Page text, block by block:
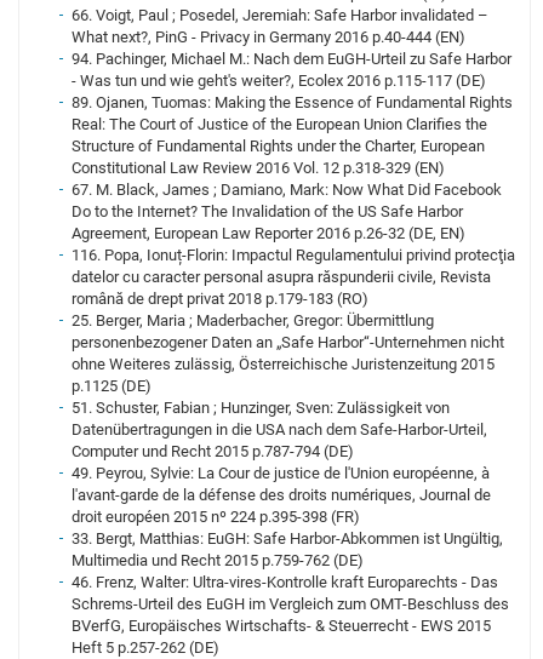
66. Voigt, Paul ; Posedel, Jeremiah: Safe Harbor invalidated –
What next?, PinG - Privacy in Germany 2016 p.40-444 (EN)
94. Pachinger, Michael M.: Nach dem EuGH-Urteil zu Safe Harbor
- Was tun und wie geht's weiter?, Ecolex 2016 p.115-117 (DE)
89. Ojanen, Tuomas: Making the Essence of Fundamental Rights
Real: The Court of Justice of the European Union Clarifies the
Structure of Fundamental Rights under the Charter, European
Constitutional Law Review 2016 Vol. 12 p.318-329 (EN)
67. M. Black, James ; Damiano, Mark: Now What Did Facebook
Do to the Internet? The Invalidation of the US Safe Harbor
Agreement, European Law Reporter 2016 p.26-32 (DE, EN)
116. Popa, Ionuț-Florin: Impactul Regulamentului privind protecţia
datelor cu caracter personal asupra răspunderii civile, Revista
română de drept privat 2018 p.179-183 (RO)
25. Berger, Maria ; Maderbacher, Gregor: Übermittlung
personenbezogener Daten an „Safe Harbor“-Unternehmen nicht
ohne Weiteres zulässig, Österreichische Juristenzeitung 2015
p.1125 (DE)
51. Schuster, Fabian ; Hunzinger, Sven: Zulässigkeit von
Datenübertragungen in die USA nach dem Safe-Harbor-Urteil,
Computer und Recht 2015 p.787-794 (DE)
49. Peyrou, Sylvie: La Cour de justice de l'Union européenne, à
l'avant-garde de la défense des droits numériques, Journal de
droit européen 2015 nº 224 p.395-398 (FR)
33. Bergt, Matthias: EuGH: Safe Harbor-Abkommen ist Ungültig,
Multimedia und Recht 2015 p.759-762 (DE)
46. Frenz, Walter: Ultra-vires-Kontrolle kraft Europarechts - Das
Schrems-Urteil des EuGH im Vergleich zum OMT-Beschluss des
BVerfG, Europäisches Wirtschafts- & Steuerrecht - EWS 2015
Heft 5 p.257-262 (DE)